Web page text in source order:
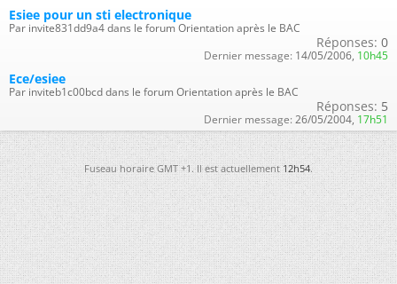
Esiee pour un sti electronique
Par invite831dd9a4 dans le forum Orientation après le BAC
Réponses: 0
Dernier message: 14/05/2006, 10h45
Ece/esiee
Par inviteb1c00bcd dans le forum Orientation après le BAC
Réponses: 5
Dernier message: 26/05/2004, 17h51
Fuseau horaire GMT +1. Il est actuellement12h54.